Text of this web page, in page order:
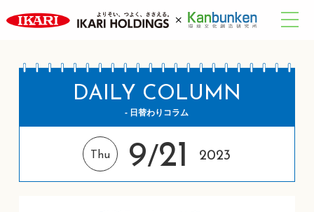
DAILY COLUMN
- 日替わりコラム
Thu 9/21 2023